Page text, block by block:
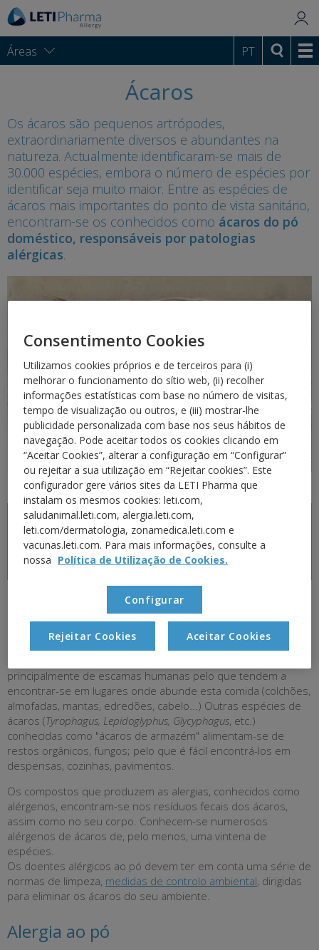
Áreas PT
Ácaros
Os ácaros são pequenos artrópodes,
extraordinariamente diversos e abundantes na
natureza. Actualmente identificaram-se mais de
30.000 espécies, embora o número de espécies por
identificar seja muito maior. Entre as espécies de
ácaros mais importantes do ponto de vista sanitário,
encontram-se os conhecidos como ácaros do pó
doméstico, responsáveis por patologias
alérgicas.
Principais espécies de ácaros
Principais espécies de ácaros e habitat.
Identificaram-se numerosas espécies de ácaros presentes
no pó doméstico, embora as principais sejam
Dermatophagoides pteronyssinus, Dermatophagoides farinae e
principalmente de escamas humanas pelo que tendem a
encontrar-se em lugares onde abunde esta comida (colchões,
almofadas, mantas, edredões, cabelo...) Outras espécies de
ácaros (Tyrophagus, Lepidoglyphus, Glycyphagus, etc.)
conhecidas como "ácaros de armazém" alimentam-se de
restos orgânicos, fungos; pelo que é fácil encontrá-los em
despensas, cozinhas, pavimentos.
Os compostos que produzem as alergias, conhecidos como
alérgenos, encontram-se nos resíduos fecais dos ácaros,
assim como no seu corpo. Conhecem-se numerosos
alérgenos de ácaros de, pelo menos, uma vintena de
espécies.
Os doentes alérgicos ao pó devem ter em conta uma série de
normas de limpeza, medidas de controlo ambiental, dirigidas
para eliminar os ácaros do seu ambiente.
Alergia ao pó
Consentimento Cookies
Utilizamos cookies próprios e de terceiros para (i)
melhorar o funcionamento do sítio web, (ii) recolher
informações estatísticas com base no número de visitas,
tempo de visualização ou outros, e (iii) mostrar-lhe
publicidade personalizada com base nos seus hábitos de
navegação. Pode aceitar todos os cookies clicando em
“Aceitar Cookies”, alterar a configuração em “Configurar”
ou rejeitar a sua utilização em “Rejeitar cookies”. Este
configurador gere vários sites da LETI Pharma que
instalam os mesmos cookies: leti.com,
saludanimal.leti.com, alergia.leti.com,
leti.com/dermatologia, zonamedica.leti.com e
vacunas.leti.com. Para mais informações, consulte a
nossa Política de Utilização de Cookies.
Configurar
Rejeitar Cookies Aceitar Cookies